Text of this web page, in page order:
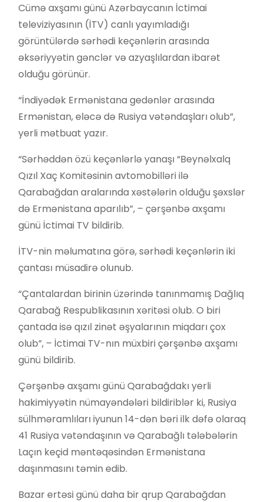
Cümə axşamı günü Azərbaycanın İctimai
televiziyasının (İTV) canlı yayımladığı
görüntülərdə sərhədi keçənlərin arasında
əksəriyyətin gənclər və azyaşlılardan ibarət
olduğu görünür.
“İndiyədək Ermənistana gedənlər arasında
Ermənistan, eləcə də Rusiya vətəndaşları olub”,
yerli mətbuat yazır.
“Sərhəddən özü keçənlərlə yanaşı “Beynəlxalq
Qızıl Xaç Komitəsinin avtomobilləri ilə
Qarabağdan aralarında xəstələrin olduğu şəxslər
də Ermənistana aparılıb”, – çərşənbə axşamı
günü İctimai TV bildirib.
İTV-nin məlumatına görə, sərhədi keçənlərin iki
çantası müsadirə olunub.
“Çantalardan birinin üzərində tanınmamış Dağlıq
Qarabağ Respublikasının xəritəsi olub. O biri
çantada isə qızıl zinət əşyalarının miqdarı çox
olub”, – İctimai TV-nın müxbiri çərşənbə axşamı
günü bildirib.
Çərşənbə axşamı günü Qarabağdakı yerli
hakimiyyətin nümayəndələri bildiriblər ki, Rusiya
sülhməramlıları iyunun 14-dən bəri ilk dəfə olaraq
41 Rusiya vətəndaşının və Qarabağlı tələbələrin
Laçın keçid məntəqəsindən Ermənistana
daşınmasını təmin edib.
Bazar ertəsi günü daha bir qrup Qarabağdan